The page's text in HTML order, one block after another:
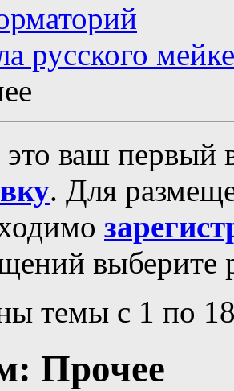
русского
ваш первый
. Для
выберите
темы с 1 по
Прочее